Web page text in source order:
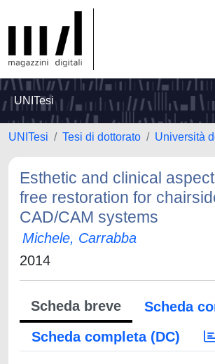
UNITesi
UNITesi Tesi di dottorato Università
Esthetic and clinical
free restoration for
CAD/CAM systems
Michele, Carrabba
2014
Scheda breve
Scheda
Scheda completa (DC)